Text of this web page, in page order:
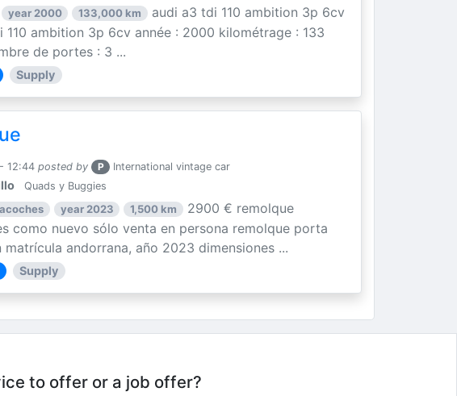
year 2000 133,000 km
audi a3 tdi 110 ambition 3p 6cv
110 ambition 3p 6cv année : 2000 kilométrage : 133
de portes : 3 ...
Supply
12:44 posted by P International vintage car
Quads y Buggies
year 2023 1,500 km
2900 € remolque
como nuevo sólo venta en persona remolque porta
matrícula andorrana, año 2023 dimensiones ...
Supply
to offer or a job offer?